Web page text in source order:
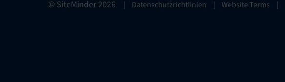
© SiteMinder 2026 | Datenschutzrichtlinien | Website Terms |